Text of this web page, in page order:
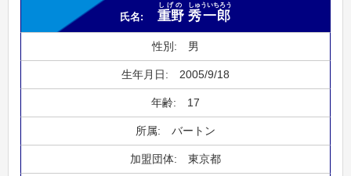
重野
しげの
秀一郎
しゅういちろう
男
2005/9/18
17
バートン
東京都